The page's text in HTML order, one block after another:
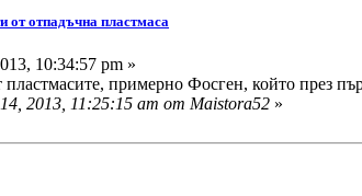
от отпадъчна пластмаса
10:34:57 pm »
примерно Фосген, който през
2013, 11:25:15 am от Maistora52 »